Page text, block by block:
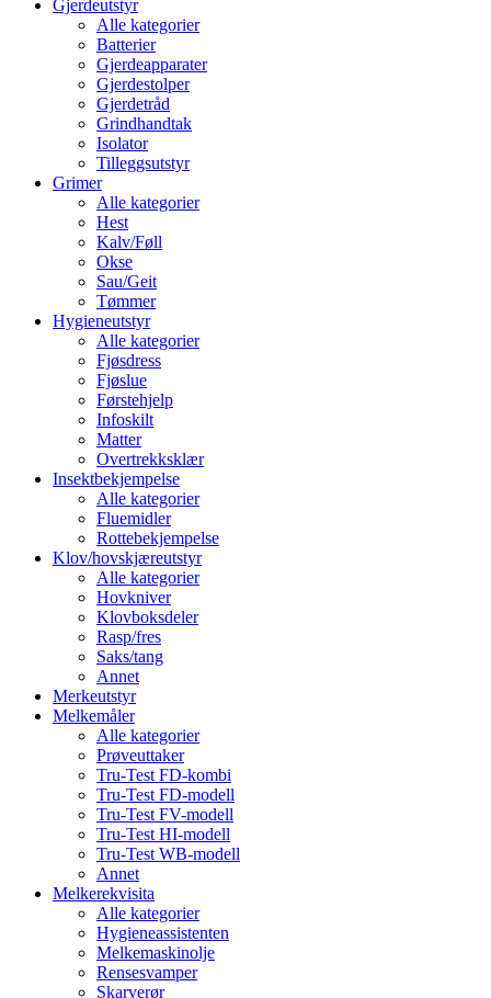
Gjerdeutstyr
Alle kategorier
Batterier
Gjerdeapparater
Gjerdestolper
Gjerdetråd
Grindhandtak
Isolator
Tilleggsutstyr
Grimer
Alle kategorier
Hest
Kalv/Føll
Okse
Sau/Geit
Tømmer
Hygieneutstyr
Alle kategorier
Fjøsdress
Fjøslue
Førstehjelp
Infoskilt
Matter
Overtrekksklær
Insektbekjempelse
Alle kategorier
Fluemidler
Rottebekjempelse
Klov/hovskjæreutstyr
Alle kategorier
Hovkniver
Klovboksdeler
Rasp/fres
Saks/tang
Annet
Merkeutstyr
Melkemåler
Alle kategorier
Prøveuttaker
Tru-Test FD-kombi
Tru-Test FD-modell
Tru-Test FV-modell
Tru-Test HI-modell
Tru-Test WB-modell
Annet
Melkerekvisita
Alle kategorier
Hygieneassistenten
Melkemaskinolje
Rensesvamper
Skarverør